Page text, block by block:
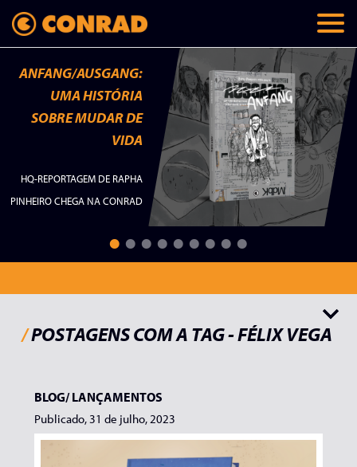
ANFANG/AUSGANG:
UMA HISTÓRIA
SOBRE MUDAR DE
VIDA
HQ-REPORTAGEM DE RAPHA
PINHEIRO CHEGA NA CONRAD
/POSTAGENS COM A TAG - FÉLIX VEGA
BLOG/LANÇAMENTOS
Publicado, 31 de julho, 2023